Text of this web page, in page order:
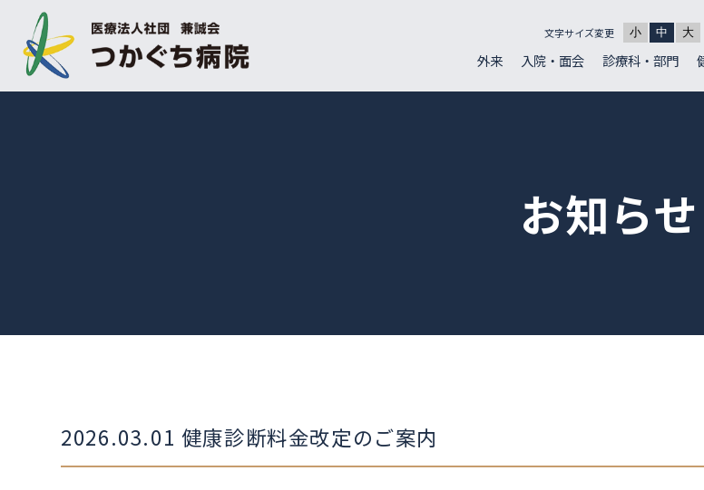
外来 入院・面会 診療科・部門
文字サイズ変更 小 中 大
お知らせ
2026.03.01 健康診断料金改定のご案内